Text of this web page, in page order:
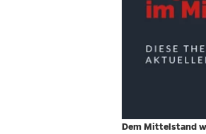
Dem Mittelstand